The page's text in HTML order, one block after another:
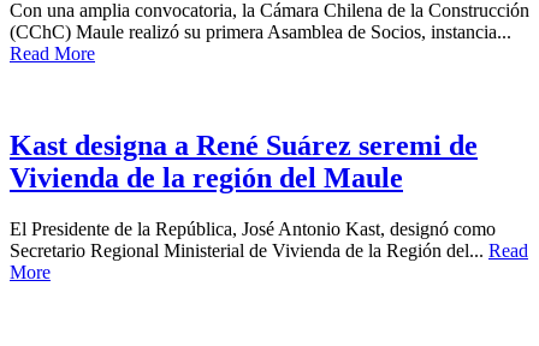
Con una amplia convocatoria, la Cámara Chilena de la Construcción
(CChC) Maule realizó su primera Asamblea de Socios, instancia...
Read More
Kast designa a René Suárez seremi de
Vivienda de la región del Maule
El Presidente de la República, José Antonio Kast, designó como
Secretario Regional Ministerial de Vivienda de la Región del... Read
More